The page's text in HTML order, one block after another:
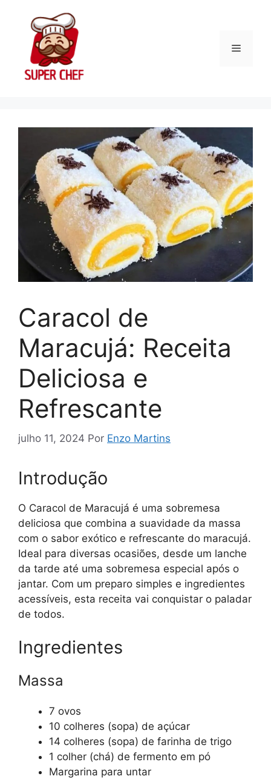
Caracol de
Maracujá: Receita
Deliciosa e
Refrescante
julho 11, 2024 Por Enzo Martins
Introdução
O Caracol de Maracujá é uma sobremesa
deliciosa que combina a suavidade da massa
com o sabor exótico e refrescante do maracujá.
Ideal para diversas ocasiões, desde um lanche
da tarde até uma sobremesa especial após o
jantar. Com um preparo simples e ingredientes
acessíveis, esta receita vai conquistar o paladar
de todos.
Ingredientes
Massa
7 ovos
10 colheres (sopa) de açúcar
14 colheres (sopa) de farinha de trigo
1 colher (chá) de fermento em pó
Margarina para untar